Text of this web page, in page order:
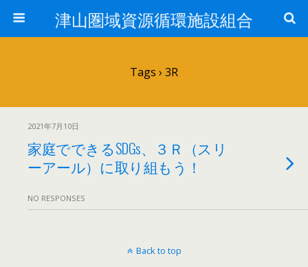
津山圏域資源循環施設組合
Tags › 3R
2021年7月10日
家庭でできるSDGs、３Ｒ（スリ
ーアール）に取り組もう！
NO RESPONSES
Back to top